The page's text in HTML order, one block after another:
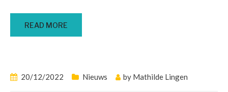
READ MORE
20/12/2022 Nieuws by Mathilde Lingen